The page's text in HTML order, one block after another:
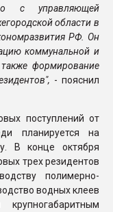
с управляющей
области в
РФ. Он
коммунальной и
формирование
- пояснил
поступлений от
планируется на
В конце октября
трех резидентов
полимерно-
водных клеев